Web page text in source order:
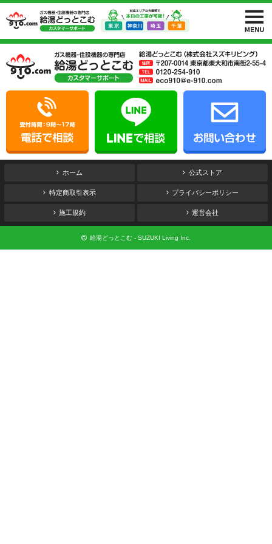
ホーム 公式ストア
特定商取引表示 プライバシーポリシー
施工規約 運営会社
給湯どっとこむ - SUZUKI Living Inc.